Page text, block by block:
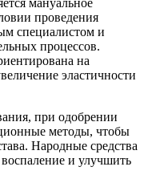
мануальное
проведения
специалистом и
процессов.
на
эластичности
при одобрении
методы, чтобы
Народные средства
и улучшить